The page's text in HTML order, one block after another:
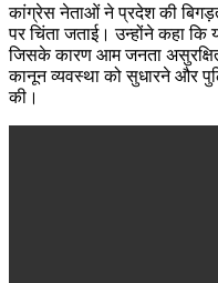
कांग्रेस नेताओं ने प्रदेश की
पर चिंता जताई। उन्होंने कहा कि
जिसके कारण आम जनता
कानून व्यवस्था को सुधारने और
की।